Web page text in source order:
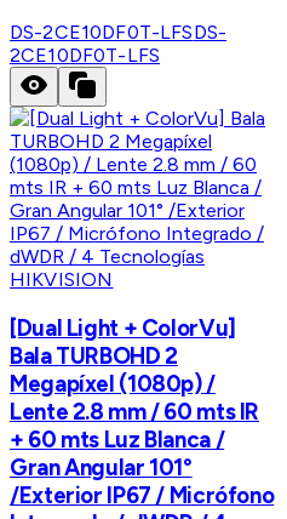
DS-2CE10DF0T-LFSDS-
2CE10DF0T-LFS
HIKVISION
[Dual Light + ColorVu]
Bala TURBOHD 2
Megapíxel (1080p) /
Lente 2.8 mm / 60 mts IR
+ 60 mts Luz Blanca /
Gran Angular 101°
/Exterior IP67 / Micrófono